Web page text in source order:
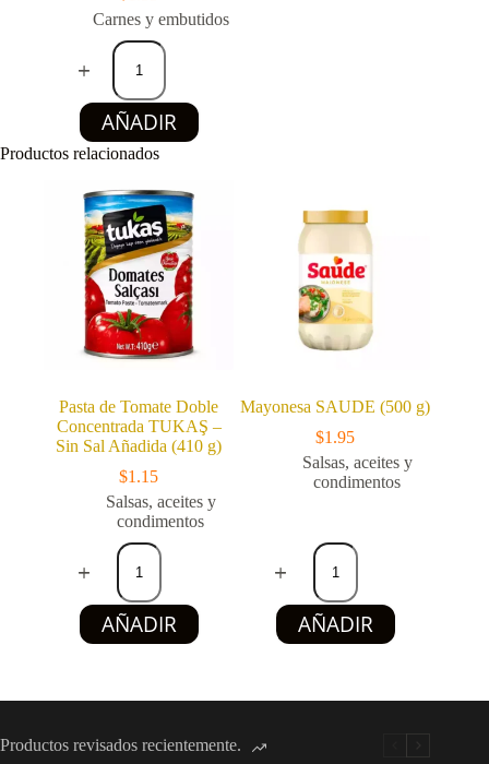
Carnes y embutidos
Salchichas
Pollo
FRANGOSUL
(340
g)
cantidad
AÑADIR
Productos relacionados
Pasta de Tomate Doble
Concentrada TUKAŞ –
Sin Sal Añadida (410 g)
$1.15
Salsas, aceites y
condimentos
Pasta
Tomate
Doble
Concentrada
TUKAŞ
Sal
(410
g)
AÑADIR
Mayonesa SAUDE (500 g)
$1.95
Salsas, aceites y
condimentos
Mayonesa
SAUDE
(500
g)
cantidad
AÑADIR
Productos revisados recientemente.